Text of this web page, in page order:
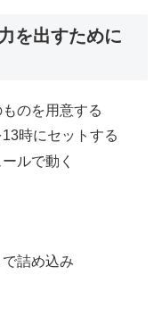
を出すために
のを用意する
時にセットする
ルで動く
詰め込み